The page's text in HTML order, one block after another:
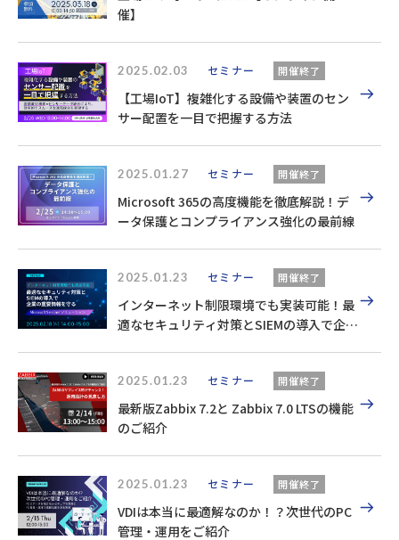
催】
2025.02.03 セミナー 開催終了
【工場IoT】複雑化する設備や装置のセン
サー配置を一目で把握する方法
2025.01.27 セミナー 開催終了
Microsoft 365の高度機能を徹底解説！デ
ータ保護とコンプライアンス強化の最前線
2025.01.23 セミナー 開催終了
インターネット制限環境でも実装可能！最
適なセキュリティ対策とSIEMの導入で企業
2025.01.23 セミナー 開催終了
最新版Zabbix 7.2と Zabbix 7.0 LTSの機能
のご紹介
2025.01.23 セミナー 開催終了
VDIは本当に最適解なのか！？次世代のPC
管理・運用をご紹介